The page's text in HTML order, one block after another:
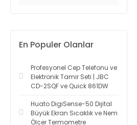
En Populer Olanlar
Profesyonel Cep Telefonu ve
Elektronik Tamir Seti | JBC
CD-2SQF ve Quick 861DW
Huato DigiSense-50 Dijital
Büyük Ekran Sıcaklık ve Nem
Ölçer Termometre